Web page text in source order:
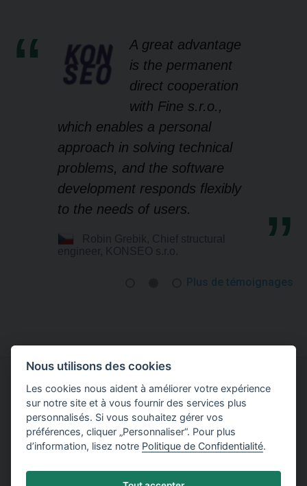
A great advantage
is the permanent
direct cooperation
with Fine s.r.o.,
which enables a personal
approach in solving technical
problems, and the software
development responds flexibly
to the needs of users.
Plus de témoignages
Essayer de travailler avec le logiciel TRUSS4
Télécharger la version Démo
Nous utilisons des cookies
Les cookies nous aident à améliorer votre expérience
sur notre site et à vous fournir des services plus
personnalisés. Si vous souhaitez gérer vos
préférences, cliquer „Personnaliser“. Pour plus
d’information, lisez notre Politique de Confidentialité.